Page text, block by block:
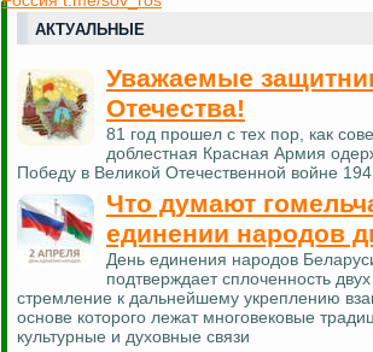
АКТУАЛЬНЫЕ
Уважаемые
Отечества!
81 год прошел с тех пор, как
доблестная Красная Армия
Победу в Великой Отечественной войне
Что думают
единении народов
День единения народов
подтверждает сплоченность
стремление к дальнейшему укреплению
основе которого лежат многовековые
культурные и духовные связи